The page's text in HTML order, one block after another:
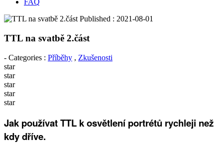
FAQ
Published : 2021-08-01
TTL na svatbě 2.část
- Categories : Příběhy , Zkušenosti
star
star
star
star
star
Jak používat TTL k osvětlení portrétů rychleji než
kdy dříve.